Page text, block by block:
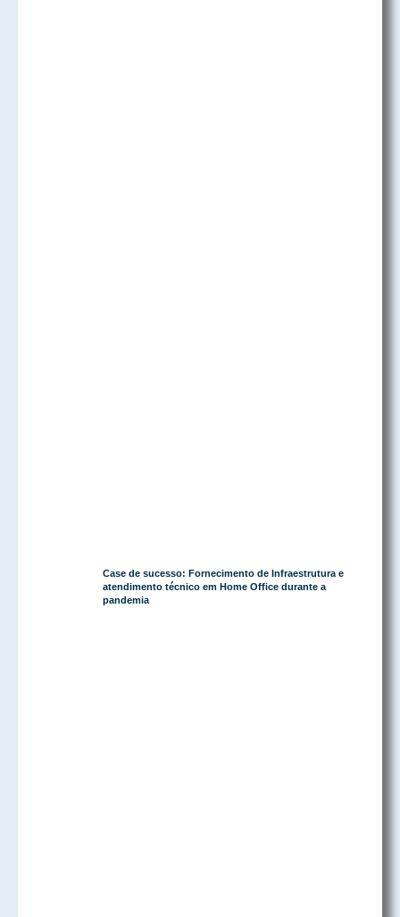
Case de sucesso: Fornecimento de Infraestrutura e
atendimento técnico em Home Office durante a
pandemia